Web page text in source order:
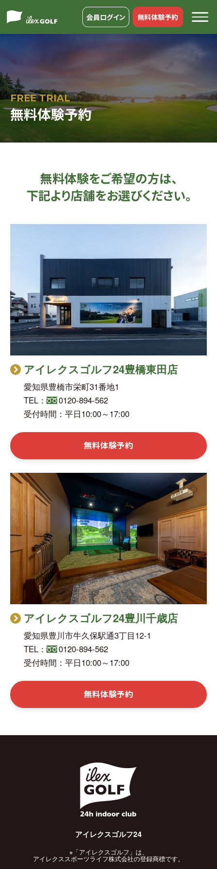
会員ログイン 無料体験予約
FREE TRIAL
無料体験予約
無料体験をご希望の方は、
下記より店舗をお選びください。
アイレクスゴルフ24豊橋東田店
愛知県豊橋市栄町31番地1
TEL：
0120-894-562
受付時間：平日10:00～17:00
無料体験予約
アイレクスゴルフ24豊川千歳店
愛知県豊川市牛久保駅通3丁目12-1
TEL：
0120-894-562
受付時間：平日10:00～17:00
無料体験予約
アイレクスゴルフ24
※「アイレクスゴルフ」は、
アイレクススポーツライフ株式会社の登録商標です。